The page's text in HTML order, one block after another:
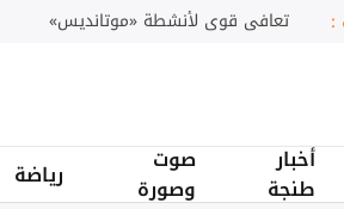
المغرب يعزز حضوره في صناعة الطيران
أخبار
طنجة
صوت
وصورة
رياضة